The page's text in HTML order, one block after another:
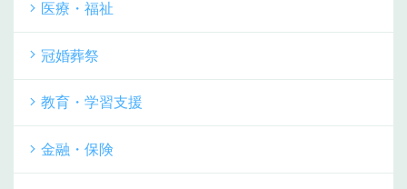
医療・福祉
冠婚葬祭
教育・学習支援
金融・保険